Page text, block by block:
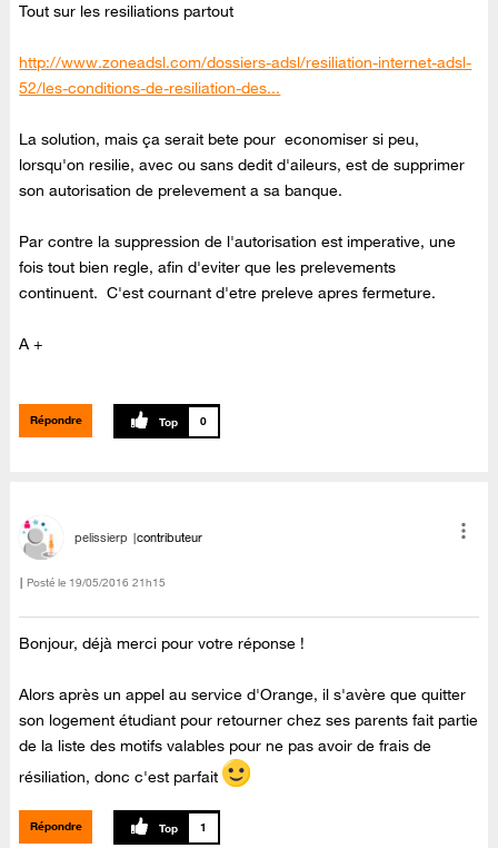
Tout sur les resiliations partout
http://www.zoneadsl.com/dossiers-adsl/resiliation-internet-adsl-
52/les-conditions-de-resiliation-des...
La solution, mais ça serait bete pour economiser si peu,
lorsqu'on resilie, avec ou sans dedit d'aileurs, est de supprimer
son autorisation de prelevement a sa banque.
Par contre la suppression de l'autorisation est imperative, une
fois tout bien regle, afin d'eviter que les prelevements
continuent. C'est cournant d'etre preleve apres fermeture.
A +
Répondre 0
pelissierp contributeur
Posté le ‎19/05/2016 21h15
Bonjour, déjà merci pour votre réponse !
Alors après un appel au service d'Orange, il s'avère que quitter
son logement étudiant pour retourner chez ses parents fait partie
de la liste des motifs valables pour ne pas avoir de frais de
résiliation, donc c'est parfait
Répondre 1